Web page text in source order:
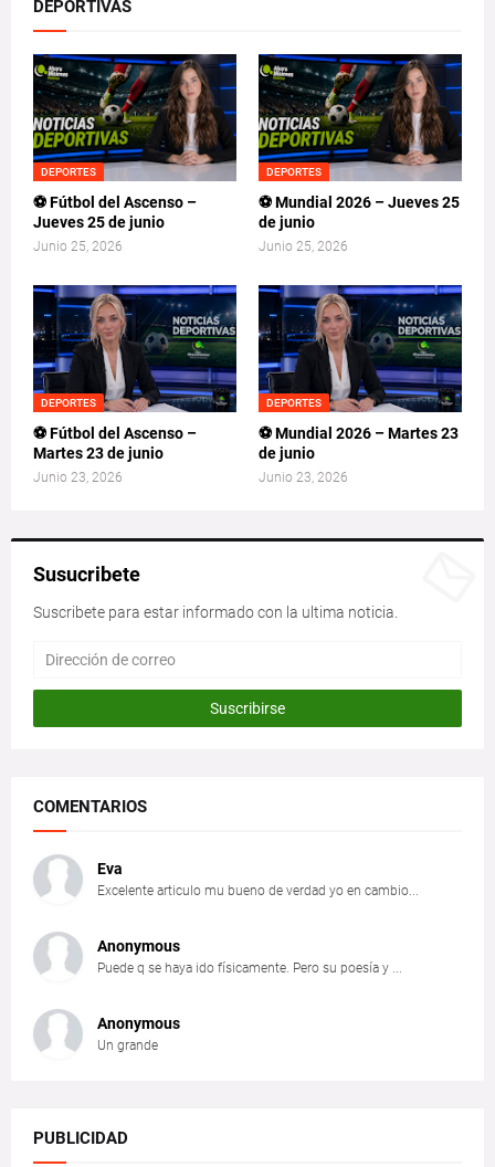
DEPORTIVAS
DEPORTES
⚽ Fútbol del Ascenso –
Jueves 25 de junio
Junio 25, 2026
DEPORTES
⚽ Mundial 2026 – Jueves 25
de junio
Junio 25, 2026
DEPORTES
⚽ Fútbol del Ascenso –
Martes 23 de junio
Junio 23, 2026
DEPORTES
⚽ Mundial 2026 – Martes 23
de junio
Junio 23, 2026
Susucribete
Suscribete para estar informado con la ultima noticia.
COMENTARIOS
Eva
Excelente articulo mu bueno de verdad yo en cambio...
Anonymous
Puede q se haya ido físicamente. Pero su poesía y ...
Anonymous
Un grande
PUBLICIDAD